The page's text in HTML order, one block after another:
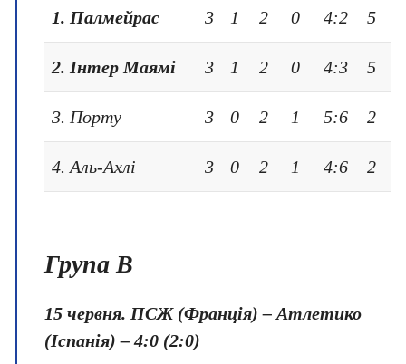
1. Палмейрас 3 1 2 0 4:2 5
2. Інтер Маямі 3 1 2 0 4:3 5
3. Порту 3 0 2 1 5:6 2
4. Аль-Ахлі 3 0 2 1 4:6 2
Група B
15 червня. ПСЖ (Франція) – Атлетико
(Іспанія) – 4:0 (2:0)